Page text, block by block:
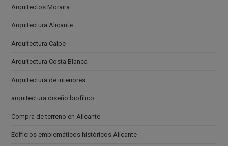
Arquitectos Moraira
Arquitectura Alicante
Arquitectura Calpe
Arquitectura Costa Blanca
Arquitectura de interiores
arquitectura diseño biofílico
Compra de terreno en Alicante
Edificios emblemáticos históricos Alicante